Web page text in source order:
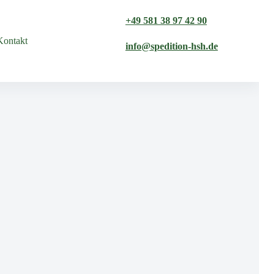
+49 581 38 97 42 90
info@spedition-hsh.de